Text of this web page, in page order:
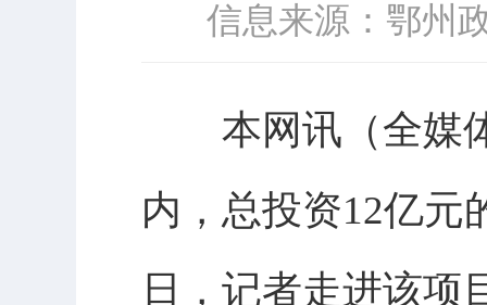
信息来源：鄂州
本网讯（全媒体
内，总投资12亿元
日，记者走进该项